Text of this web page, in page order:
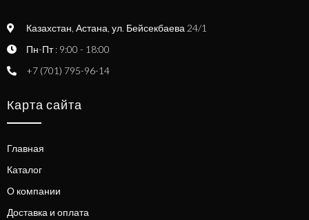
Казахстан, Астана, ул. Бейсекбаева 24/1
Пн-Пт : 9:00 - 18:00
+7 (701) 795-96-14
Карта сайта
Главная
Каталог
О компании
Доставка и оплата